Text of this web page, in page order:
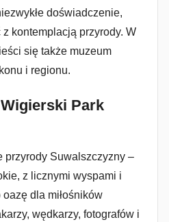
doświadczenie,
z kontemplacją przyrody. W
się także muzeum
i regionu.
Park
przyrody Suwalszczyzny –
z licznymi wyspami i
dla miłośników
wędkarzy, fotografów i